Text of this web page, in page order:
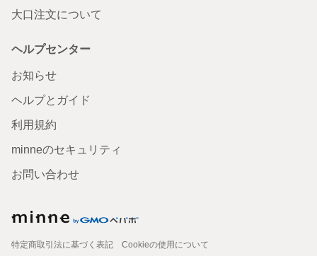
大口注文について
ヘルプセンター
お知らせ
ヘルプとガイド
利用規約
minneのセキュリティ
お問い合わせ
特定商取引法に基づく表記
Cookieの使用について